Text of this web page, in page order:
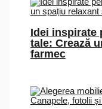
Idei inspirate
tale: Crează
farmec